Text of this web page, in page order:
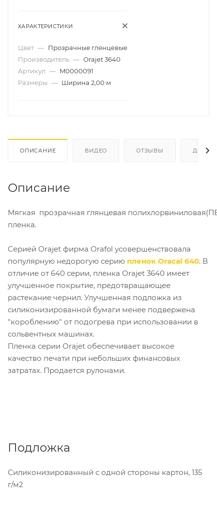
ХАРАКТЕРИСТИКИ
Цвет — Прозрачные глянцевые
Производитель — Orajet 3640
Артикул — M0000091
Размеры — Ширина 2,00 м
ОПИСАНИЕ ВИДЕО ОТЗЫВЫ
Описание
Мягкая прозрачная глянцевая
пленка.
Серией Orajet фирма Orafol усовершенствовала
популярную недорогую серию пленок Oracal 640. В
отличие от 640 серии, пленка Orajet 3640 имеет
улучшенное покрытие, предотвращающее
растекание чернил. Улучшенная подложка из
силиконизированной бумаги менее подвержена
"короблению" от подогрева при использовании в
сольвентных машинах.
Пленка серии Orajet обеспечивает высокое
качество печати при небольших финансовых
затратах. Продается рулонами.
Подложка
Силиконизированный с одной стороны картон, 135
г/м2